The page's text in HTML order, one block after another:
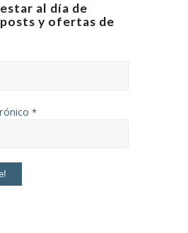
al día de
y ofertas de
*